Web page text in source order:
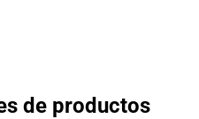
de productos